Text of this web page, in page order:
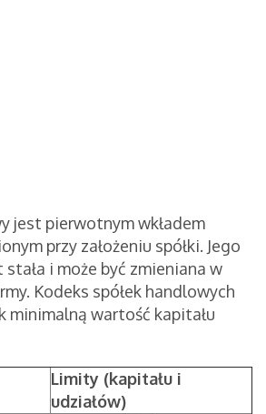
jest pierwotnym wkładem
przy założeniu spółki. Jego
i może być zmieniana w
Kodeks spółek handlowych
minimalną wartość kapitału
Limity (kapitału i
udziałów)